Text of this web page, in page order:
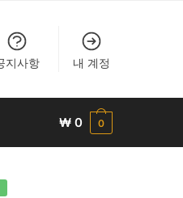
지사항 내 계정
₩ 0 0